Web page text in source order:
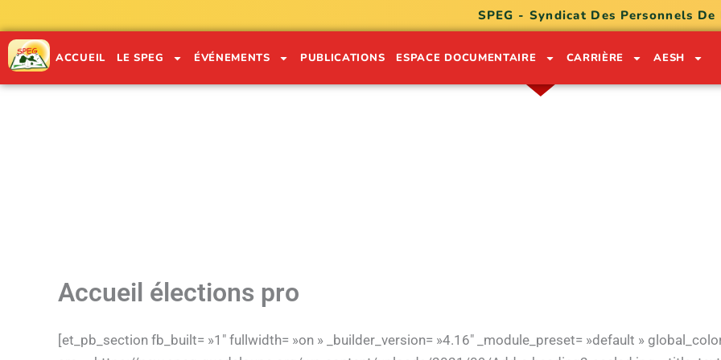
au
contenu
SPEG - Syndicat Des Personnels
ACCUEIL LE SPEG ÉVÉNEMENTS PUBLICATIONS ESPACE DOCUMENTAIRE CARRIÈRE AESH
Accueil élections pro
[et_pb_section fb_built= »1″ fullwidth= »on » _builder_version= »4.16″ _module_preset= »default »